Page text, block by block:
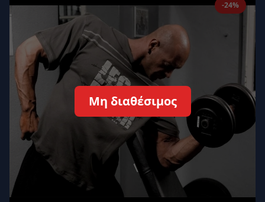
-24%
Μη διαθέσιμος
Απομνημόνευση Ξεχάσατε τον κωδικό σας;
Σύνδεση
Δεν έχετε λογαριασμό; Εγγραφείτε εδώ
Ασφαλής σύνδεση